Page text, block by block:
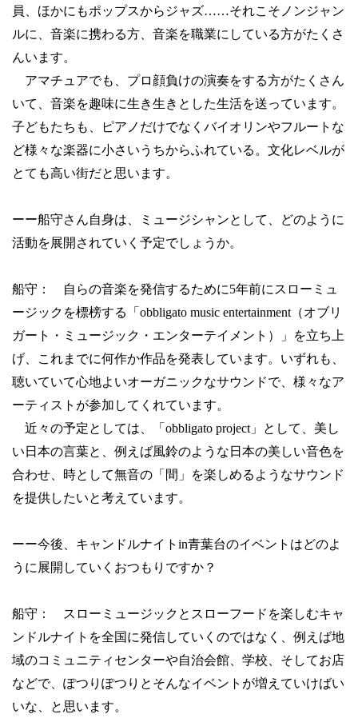
員、ほかにもポップスからジャズ……それこそノンジャン
ルに、音楽に携わる方、音楽を職業にしている方がたくさ
んいます。
アマチュアでも、プロ顔負けの演奏をする方がたくさん
いて、音楽を趣味に生き生きとした生活を送っています。
子どもたちも、ピアノだけでなくバイオリンやフルートな
ど様々な楽器に小さいうちからふれている。文化レベルが
とても高い街だと思います。
ーー船守さん自身は、ミュージシャンとして、どのように
活動を展開されていく予定でしょうか。
船守： 自らの音楽を発信するために5年前にスローミュ
ージックを標榜する「 obbligato music entertainment （オブリ
ガート・ミュージック・エンターテイメント）」を立ち上
げ、これまでに何作か作品を発表しています。いずれも、
聴いていて心地よいオーガニックなサウンドで、様々なア
ーティストが参加してくれています。
近々の予定としては、「 obbligato project 」として、美し
い日本の言葉と、例えば風鈴のような日本の美しい音色を
合わせ、時として無音の「間」を楽しめるようなサウンド
を提供したいと考えています。
ーー今後、キャンドルナイト in青葉台のイベントはどのよ
うに展開していくおつもりですか？
船守： スローミュージックとスローフードを楽しむキャ
ンドルナイトを全国に発信していくのではなく、例えば地
域のコミュニティセンターや自治会館、学校、そしてお店
などで、ぽつりぽつりとそんなイベントが増えていけばい
いな、と思います。